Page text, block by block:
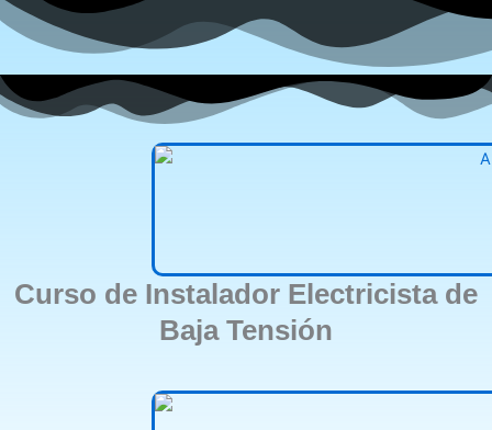
Curso de Instalador Electricista de
Baja Tensión